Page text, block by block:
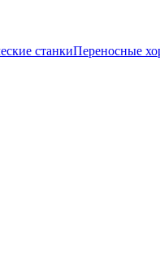
станкиПереносные